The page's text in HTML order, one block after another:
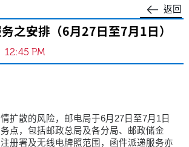
返回
之安排（6月27日至7月1日）
12:45 PM
扩散的风险，邮电局于6月27日至7月1日
点，包括邮政总局及各分局、邮政储金
册署及无线电牌照范围，函件派递服务亦